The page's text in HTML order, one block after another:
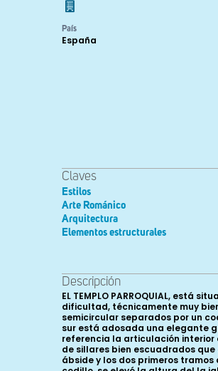
País
España
Claves
Estilos
Arte Románico
Arquitectura
Elementos estructurales
Descripción
EL TEMPLO PARROQUIAL, está situado en el centro del casco urbano, en una zona que tiene un acentuado desnivel, por lo que el maestro de la obra tuvo que salvar una evidente dificultad, técnicamente muy bien resuelta. Es de una sola nave, de planta basilical, el ábside claramente articulado ópticamente en dos partes, presbiterio y capilla absidal semicircular separados por un codillo, que se manifiesta tanto en el interior como en el exterior. Adosada al muro norte del ábside y al primer tramo de la nave está la torre. Al muro sur está adosada una elegante galería porticada que sirve de crujía a la portada abierta en el mismo muro, situada entre los tramos segundo y tercero del templo, tomando como referencia la articulación interior del espacio realizada al elevar la altura primera y cubrir la nave con bóveda de crucería. El material constructivo es la piedra realizada en forma de sillares bien escuadrados que dan lugar a un aparejo isódomo. En la construcción de la nave se aprecian claramente tres momentos. De una parte la primitiva iglesia tenía el ábside y los dos primeros tramos del templo actual. En el siglo XVI se añadió un tercero en el hastial, que queda de manifiesto por su entronque con el resto y el correspondiente codillo, se elevó la altura del la iglesia, dejando los canecillos primitivos a medio muro y se cubrió el templo con bóveda de crucería -terceletes y nervios combados- que descarga sobre pilastras y ménsulas de formas y conceptos claramente renacentistas. El ábside se cubre con bóveda de medio cañón y de horno en la capilla absidal, pero en ambos casos están ligeramente apuntados. Se accede al mismo por medio de un arco triunfal doblado, que descarga sobre pilastras y las cubiertas se apean en una cornisa que recorre todo el conjunto. Se aprecia que en la realización de los arcos y la bóveda hay un